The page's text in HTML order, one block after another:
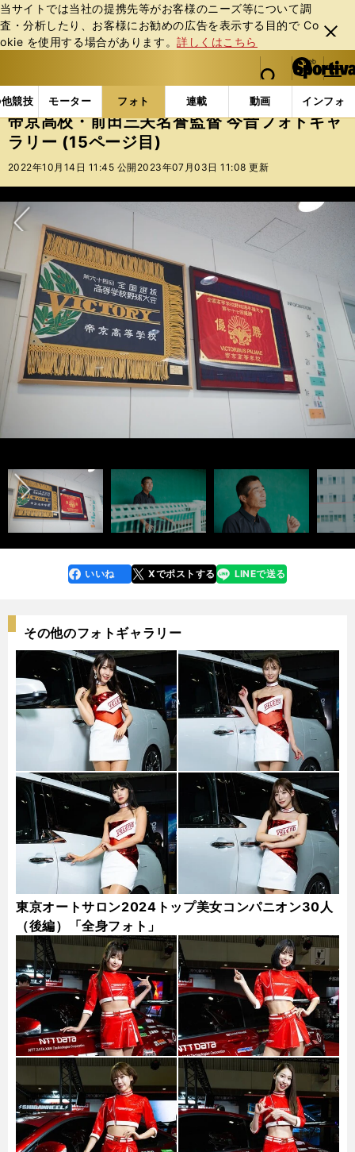
当サイトでは当社の提携先等がお客様のニーズ等について調
査・分析したり、お客様にお勧めの広告を表⽰する⽬的で Co
okie を使⽤する場合があります。詳しくはこちら
閉じ
る
web Sportiva (webスポルティーバ)
検索
マイペ
ー
ジ
メニュ
競技 モーター フォト 連載 動画 インフォ
b
ス
ポ
ル
バ
フォトギャラリー 帝京高校・前田三夫名誉監督 今昔
帝京高校・前田三夫名誉監督 今昔フォトギャ
ラリー (15ページ目)
2022年10月14日 11:45 公開 2023年07月03日 11:08 更新
次へ
帝京高校・前田三夫名誉監督インタビュー記事＞＞
photo by Murakami Shogo
帝京高校・前田三夫名誉監督インタビュー記事＞＞
2023年７月追加「新基準バット試し打ち」記事＞＞
photo by Murakami Shogo
2023年７月追加「新基準バット試し打ち」記事＞＞
photo by Murakami Shogo
前へ
faceboo
k
いいね Xでポストする
line LINEで送る
その他のフォトギャラリー
東京オートサロン2024トップ美女コンパニオン30人
（後編）「全身フォト」